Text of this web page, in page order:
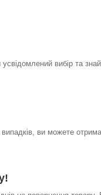
вибір та
ви можете